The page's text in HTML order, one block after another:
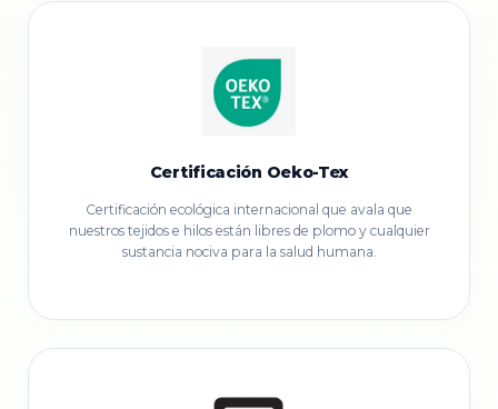
Certificación Oeko-Tex
Certificación ecológica internacional que avala que
nuestros tejidos e hilos están libres de plomo y cualquier
sustancia nociva para la salud humana.